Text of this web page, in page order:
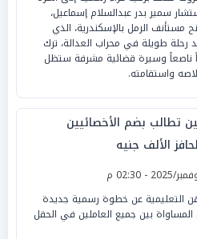
سمير بدر عبدالسلام إسماعيل،
الرمل بالإسكندرية، الذي
رحلة طويلة في محراب العدالة، ترك
ناصعاً وسيرة قضائية مشرفة ستظل
واستقامته.
تطالب بضم الأخصائيين
الألف جنيه
التعليمية عن خطوة رسمية جديدة
بين جميع العاملين في الحقل